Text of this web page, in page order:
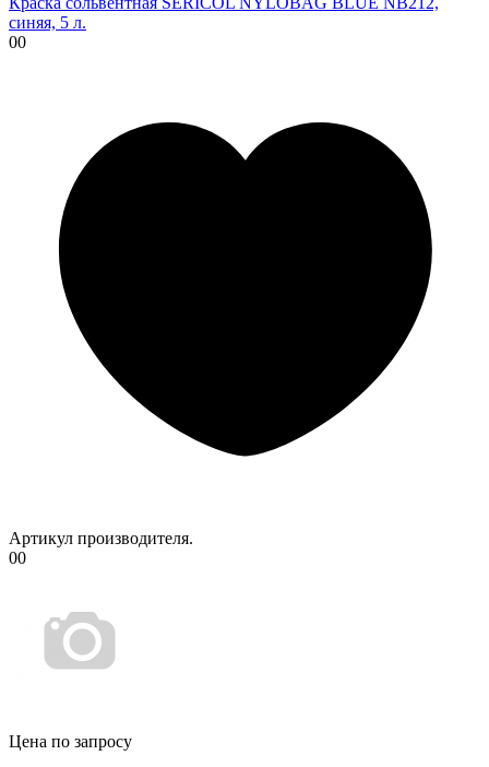
синяя, 5 л.
00
Артикул производителя.
00
Цена по запросу